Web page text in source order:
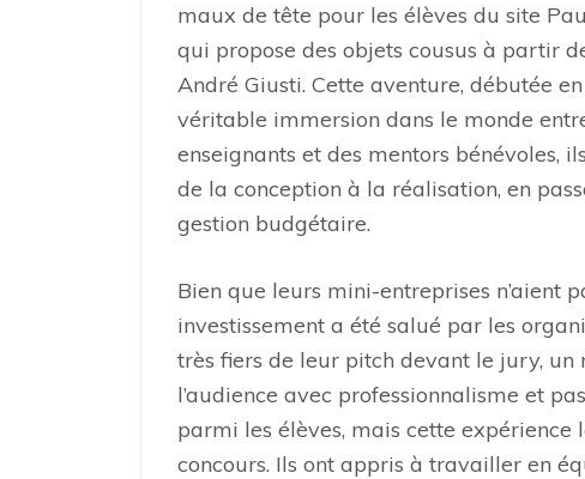
maux de tête pour les élèves du site
qui propose des objets cousus à partir
André Giusti. Cette aventure, débutée
véritable immersion dans le monde
enseignants et des mentors bénévoles,
de la conception à la réalisation, en
gestion budgétaire.
Bien que leurs mini-entreprises n’aient
investissement a été salué par les
très fiers de leur pitch devant le jury,
l’audience avec professionnalisme et
parmi les élèves, mais cette
concours. Ils ont appris à travailler en